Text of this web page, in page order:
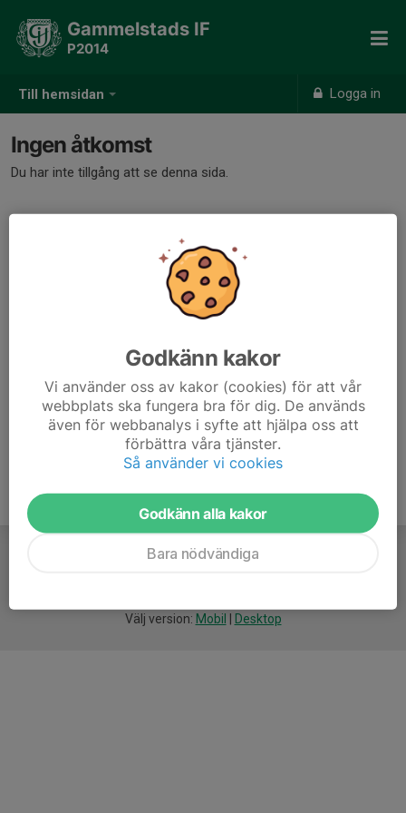
Till hemsidan Logga in
Gammelstads IF
P2014
Ingen åtkomst
Du har inte tillgång att se denna sida.
Välj version: Mobil Desktop
Godkänn kakor
Vi använder oss av kakor (cookies) för att vår
webbplats ska fungera bra för dig. De används
även för webbanalys i syfte att hjälpa oss att
förbättra våra tjänster.
Så använder vi cookies
Godkänn alla kakor
Bara nödvändiga